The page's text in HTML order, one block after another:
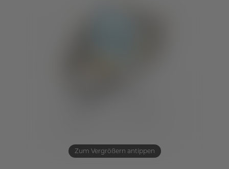
Zum Vergrößern antippen